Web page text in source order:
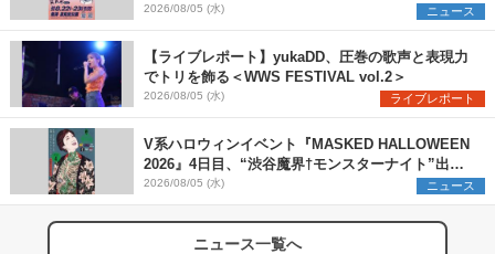
メ×ランタンナイトで彩る2日間
2026/08/05 (水) ニュース
【ライブレポート】yukaDD、圧巻の歌声と表現力
でトリを飾る＜WWS FESTIVAL vol.2＞
2026/08/05 (水) ライブレポート
V系ハロウィンイベント『MASKED HALLOWEEN
2026』4日目、“渋谷魔界†モンスターナイト”出演6
組を発表
2026/08/05 (水) ニュース
ニュース一覧へ